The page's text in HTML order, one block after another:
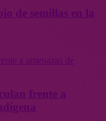
de semillas en la
frente a